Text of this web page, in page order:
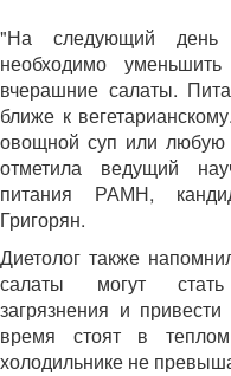
"На следующий день
необходимо
вчерашние салаты.
ближе к
овощной суп или
отметила ведущий
питания РАМН,
Григорян.
Диетолог также
салаты могут стать
загрязнения и
время стоят в
холодильнике не